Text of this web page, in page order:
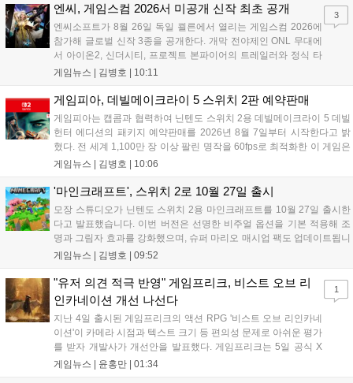
은 미정입니다....
엔씨, 게임스컴 2026서 미공개 신작 최초 공개
엔씨소프트가 8월 26일 독일 쾰른에서 열리는 게임스컴 2026에
참가해 글로벌 신작 3종을 공개한다. 개막 전야제인 ONL 무대에
서 아이온2, 신더시티, 프로젝트 본파이어의 트레일러와 정식 타
이틀이 발표될 예정이다. 특히 아이온2는 9월 30일 얼리액세스를
베일을 벗는다. 또한 북미 스튜디오가 개발 중인 길드워3는 B2B
관에 출품되어 글로벌 시장 공략에 나선다. 엔씨는 이번 행사를
통해 전 세계 이용자와의 접점을 확대하고 신작에 대한 기대감을
극대화할 계획이다....
게임뉴스 | 김병호 10:11
3
게임피아, 데빌메이크라이 5 스위치 2판 예약판매
게임피아는 캡콤과 협력하여 닌텐도 스위치 2용 데빌메이크라이 5 데빌
헌터 에디션의 패키지 예약판매를 2026년 8월 7일부터 시작한다고 밝
혔다. 전 세계 1,100만 장 이상 팔린 명작을 60fps로 최적화한 이 게임은
한국어를 공식 지원하며, 본편 외 다양한 추가 콘텐츠가 포함된다. 국내
쇼핑몰에서 진행된다. 청소년 이용 불가 등급이다....
게임뉴스 | 김병호 10:06
'마인크래프트', 스위치 2로 10월 27일 출시
모장 스튜디오가 닌텐도 스위치 2용 마인크래프트를 10월 27일 출시한
다고 발표했습니다. 이번 버전은 선명한 비주얼 옵션을 기본 적용해 조
명과 그림자 효과를 강화했으며, 슈퍼 마리오 매시업 팩도 업데이트됩니
다. 기존 월드 이관이 가능하며 디지털 업그레이드 경로도 제공될 예정
그래픽 옵션이 제한될 수 있습니다....
게임뉴스 | 김병호 09:52
"유저 의견 적극 반영" 게임프리크, 비스트 오브 리
인카네이션 개선 나선다
지난 4일 출시된 게임프리크의 액션 RPG '비스트 오브 리인카네
이션'이 카메라 시점과 텍스트 크기 등 편의성 문제로 아쉬운 평가
를 받자 개발사가 개선안을 발표했다. 게임프리크는 5일 공식 X
를 통해 1주일 이내에 카메라 조정, 텍스트 확대, 스토리 템포 개
게임뉴스 | 윤홍만 01:34
1